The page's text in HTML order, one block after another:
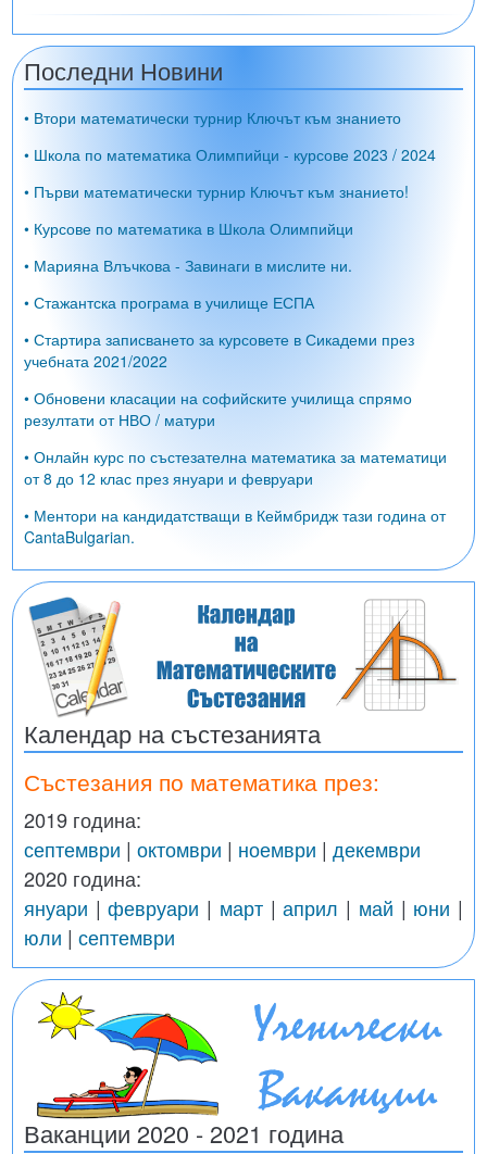
Последни Новини
• Втори математически турнир Ключът към знанието
• Школа по математика Олимпийци - курсове 2023 / 2024
• Първи математически турнир Ключът към знанието!
• Курсове по математика в Школа Олимпийци
• Марияна Влъчкова - Завинаги в мислите ни.
• Стажантска програма в училище ЕСПА
• Стартира записването за курсовете в Сикадеми през
учебната 2021/2022
• Обновени класации на софийските училища спрямо
резултати от НВО / матури
• Онлайн курс по състезателна математика за математици
от 8 до 12 клас през януари и февруари
• Ментори на кандидатстващи в Кеймбридж тази година от
CantaBulgarian.
Календар на състезанията
Състезания по математика през:
2019 година:
септември | октомври | ноември | декември
2020 година:
януари |февруари | март|април | май | юни |
юли | септември
Ваканции 2020 - 2021 година